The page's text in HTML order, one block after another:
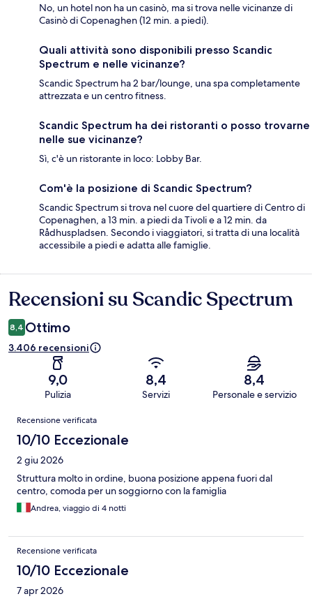
No, un hotel non ha un casinò, ma si trova nelle vicinanze di
Casinò di Copenaghen (12 min. a piedi).
Quali attività sono disponibili presso Scandic
Spectrum e nelle vicinanze?
Scandic Spectrum ha 2 bar/lounge, una spa completamente
attrezzata e un centro fitness.
Scandic Spectrum ha dei ristoranti o posso trovarne
nelle sue vicinanze?
Sì, c'è un ristorante in loco: Lobby Bar.
Com'è la posizione di Scandic Spectrum?
Scandic Spectrum si trova nel cuore del quartiere di Centro di
Copenaghen, a 13 min. a piedi da Tivoli e a 12 min. da
Rådhuspladsen. Secondo i viaggiatori, si tratta di una località
accessibile a piedi e adatta alle famiglie.
Recensioni
Recensioni su Scandic Spectrum
8,4 Ottimo
3.406 recensioni
9,0
Pulizia
8,4
Servizi
8,4
Personale e servizio
Recensioni
Recensione verificata
10/10 Eccezionale
2 giu 2026
Struttura molto in ordine, buona posizione appena fuori dal
centro, comoda per un soggiorno con la famiglia
Andrea, viaggio di 4 notti
Recensione verificata
10/10 Eccezionale
7 apr 2026